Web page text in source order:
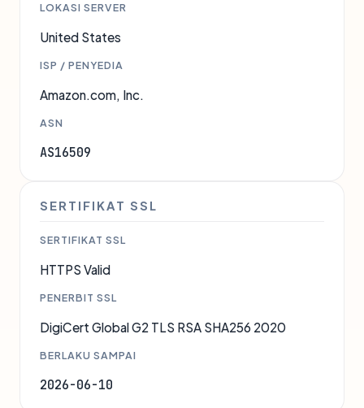
LOKASI SERVER
United States
ISP / PENYEDIA
Amazon.com, Inc.
ASN
AS16509
SERTIFIKAT SSL
SERTIFIKAT SSL
HTTPS Valid
PENERBIT SSL
DigiCert Global G2 TLS RSA SHA256 2020
BERLAKU SAMPAI
2026-06-10